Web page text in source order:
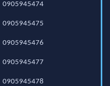
0905945474
0905945475
0905945476
0905945477
0905945478